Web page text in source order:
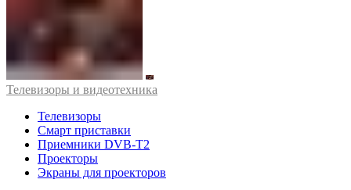
Телевизоры и видеотехника
Телевизоры
Смарт приставки
Приемники DVB-T2
Проекторы
Экраны для проекторов